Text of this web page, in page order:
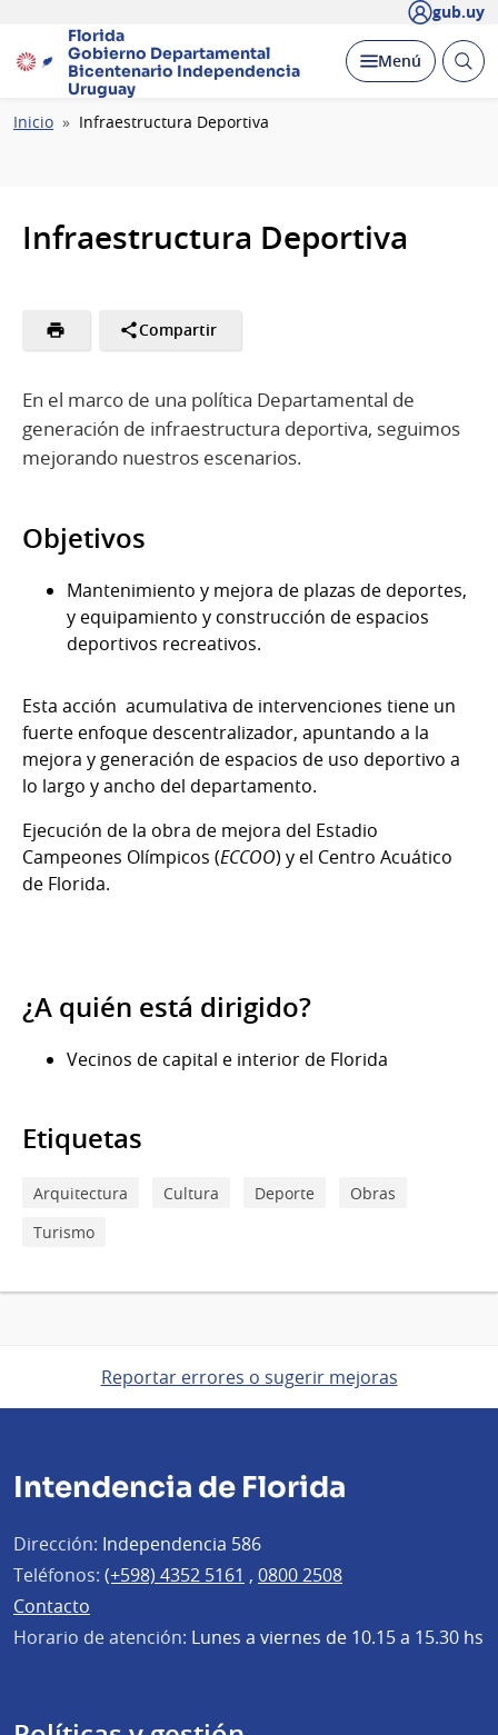
gub.uy
Florida
Gobierno Departamental
Bicentenario Independencia
Uruguay
Desplegar
Menú Abrir
Ruta
Inicio Infraestructura Deportiva
Infraestructura Deportiva
Compartir
En el marco de una política Departamental de
generación de infraestructura deportiva, seguimos
mejorando nuestros escenarios.
Objetivos
Mantenimiento y mejora de plazas de deportes,
y equipamiento y construcción de espacios
deportivos recreativos.
Esta acción acumulativa de intervenciones tiene un
fuerte enfoque descentralizador, apuntando a la
mejora y generación de espacios de uso deportivo a
lo largo y ancho del departamento.
Ejecución de la obra de mejora del Estadio
Campeones Olímpicos (ECCOO) y el Centro Acuático
de Florida.
¿A quién está dirigido?
Vecinos de capital e interior de Florida
Etiquetas
Arquitectura Cultura Deporte
Obras
Turismo
Reportar errores o sugerir mejoras
Intendencia de Florida
Dirección: Independencia 586
Teléfonos: (+598) 4352 5161 , 0800 2508
Contacto
Horario de atención: Lunes a viernes de 10.15 a 15.30 hs